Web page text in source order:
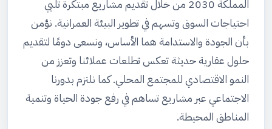
المملكة 2030 من خلال تقديم مشاريع مبتكرة تلبي
احتياجات السوق وتسهم في تطوير البيئة العمرانية. نؤمن
بأن الجودة والاستدامة هما الأساس، ونسعى دومًا لتقديم
حلول عقارية حديثة تعكس تطلعات عملائنا وتعزز من
النمو الاقتصادي للمجتمع المحلي. كما نلتزم بدورنا
الاجتماعي عبر مشاريع تساهم في رفع جودة الحياة وتنمية
المناطق المحيطة.